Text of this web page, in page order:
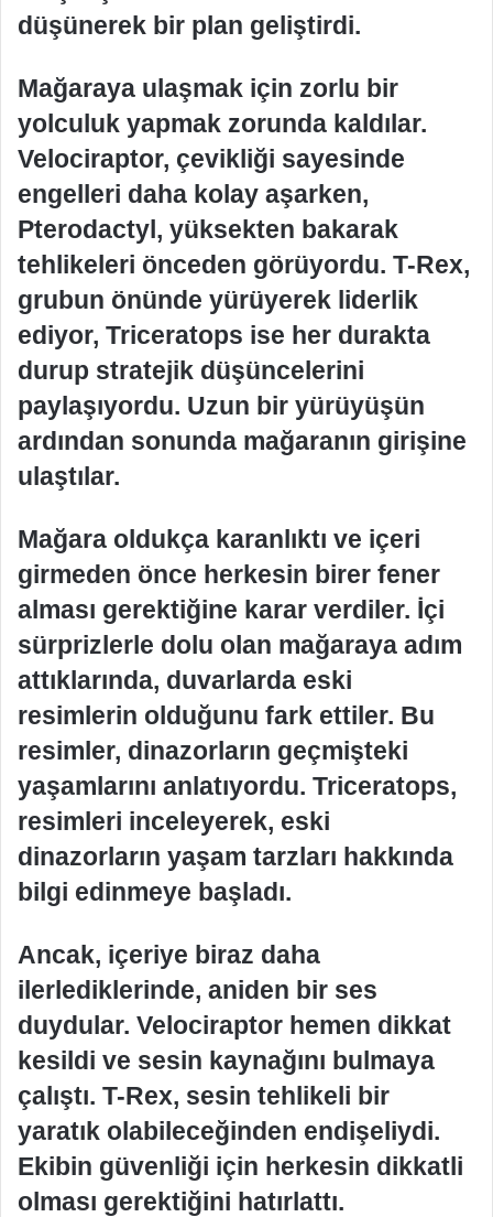
düşünerek bir plan geliştirdi.
Mağaraya ulaşmak için zorlu bir
yolculuk yapmak zorunda kaldılar.
Velociraptor, çevikliği sayesinde
engelleri daha kolay aşarken,
Pterodactyl, yüksekten bakarak
tehlikeleri önceden görüyordu. T-Rex,
grubun önünde yürüyerek liderlik
ediyor, Triceratops ise her durakta
durup stratejik düşüncelerini
paylaşıyordu. Uzun bir yürüyüşün
ardından sonunda mağaranın girişine
ulaştılar.
Mağara oldukça karanlıktı ve içeri
girmeden önce herkesin birer fener
alması gerektiğine karar verdiler. İçi
sürprizlerle dolu olan mağaraya adım
attıklarında, duvarlarda eski
resimlerin olduğunu fark ettiler. Bu
resimler, dinazorların geçmişteki
yaşamlarını anlatıyordu. Triceratops,
resimleri inceleyerek, eski
dinazorların yaşam tarzları hakkında
bilgi edinmeye başladı.
Ancak, içeriye biraz daha
ilerlediklerinde, aniden bir ses
duydular. Velociraptor hemen dikkat
kesildi ve sesin kaynağını bulmaya
çalıştı. T-Rex, sesin tehlikeli bir
yaratık olabileceğinden endişeliydi.
Ekibin güvenliği için herkesin dikkatli
olması gerektiğini hatırlattı.